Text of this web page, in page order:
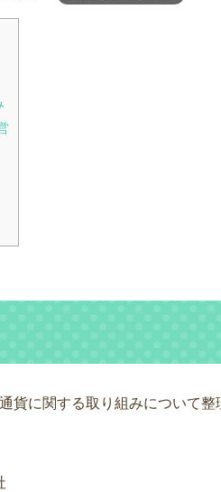
貨に関する取り組みについて整